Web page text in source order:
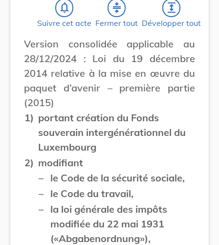
notifications_none
Suivre cet acte
compress
Fermer tout
expand
Développer tout
Version consolidée applicable au
28/12/2024 : Loi du 19 décembre
2014 relative à la mise en œuvre du
paquet d’avenir – première partie
(2015)
1) portant création du Fonds
souverain intergénérationnel du
Luxembourg
2) modifiant
– le Code de la sécurité sociale,
– le Code du travail,
– la loi générale des impôts
modifiée du 22 mai 1931
(«Abgabenordnung»),